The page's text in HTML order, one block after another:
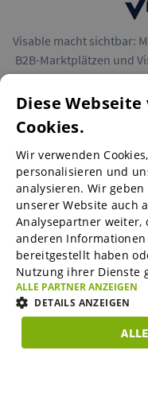
Visable macht sichtbar:
B2B-Marktplätzen und
Reichweite
B2B-Marktplätze
Visable Media Services
Mittelstands-Monitor
Karriere
Diese
Cookies.
Wir verwenden
personalisieren und
analysieren. Wir
unserer Website auch
Analysepartner weiter,
anderen
bereitgestellt haben
Nutzung ihrer Dienste
ALLE PARTNER ANZEIGEN
DETAILS ANZEIGEN
UNBEDINGT